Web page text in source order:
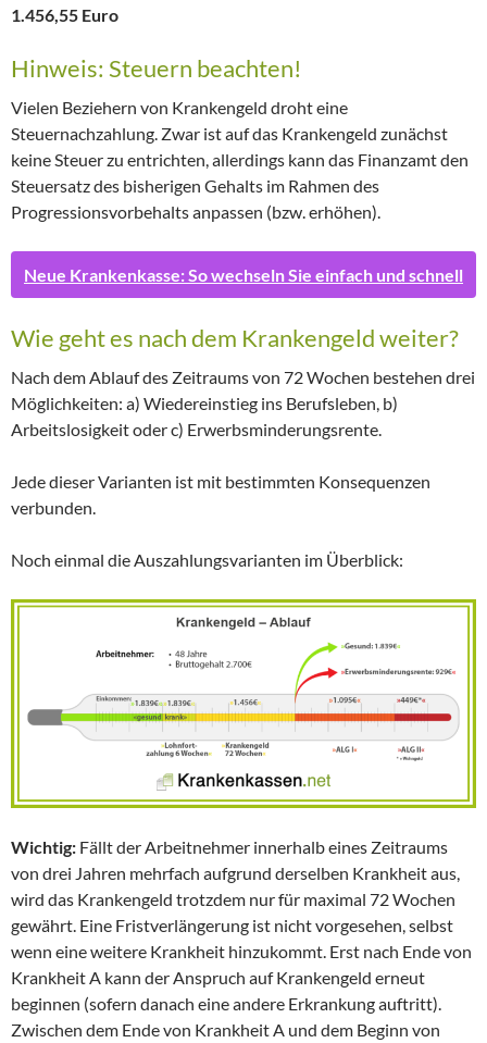
1.456,55 Euro
Hinweis: Steuern beachten!
Vielen Beziehern von Krankengeld droht eine
Steuernachzahlung. Zwar ist auf das Krankengeld zunächst
keine Steuer zu entrichten, allerdings kann das Finanzamt den
Steuersatz des bisherigen Gehalts im Rahmen des
Progressionsvorbehalts anpassen (bzw. erhöhen).
Neue Krankenkasse: So wechseln Sie einfach und schnell
Wie geht es nach dem Krankengeld weiter?
Nach dem Ablauf des Zeitraums von 72 Wochen bestehen drei
Möglichkeiten: a) Wiedereinstieg ins Berufsleben, b)
Arbeitslosigkeit oder c) Erwerbsminderungsrente.
Jede dieser Varianten ist mit bestimmten Konsequenzen
verbunden.
Noch einmal die Auszahlungsvarianten im Überblick:
Wichtig: Fällt der Arbeitnehmer innerhalb eines Zeitraums
von drei Jahren mehrfach aufgrund derselben Krankheit aus,
wird das Krankengeld trotzdem nur für maximal 72 Wochen
gewährt. Eine Fristverlängerung ist nicht vorgesehen, selbst
wenn eine weitere Krankheit hinzukommt. Erst nach Ende von
Krankheit A kann der Anspruch auf Krankengeld erneut
beginnen (sofern danach eine andere Erkrankung auftritt).
Zwischen dem Ende von Krankheit A und dem Beginn von